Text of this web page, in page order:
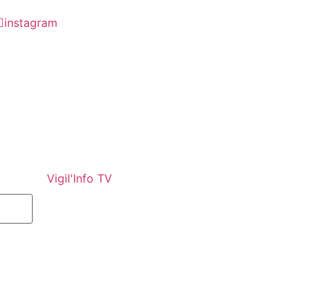
instagram
Vigil'Info TV